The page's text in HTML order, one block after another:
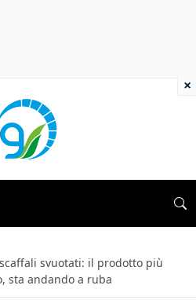
svuotati: il prodotto più
sta andando a ruba
×